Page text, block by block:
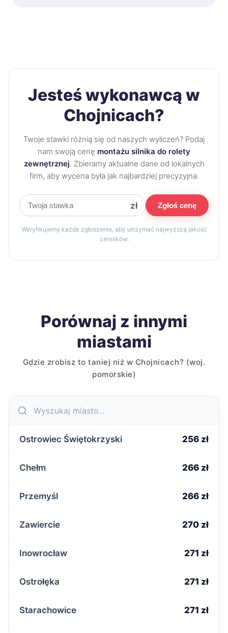
Jesteś wykonawcą w
Chojnicach?
Twoje stawki różnią się od naszych wyliczeń? Podaj
nam swoją cenę montażu silnika do rolety
zewnętrznej. Zbieramy aktualne dane od lokalnych
firm, aby wycena była jak najbardziej precyzyjna.
zł Zgłoś cenę
Weryfikujemy każde zgłoszenie, aby utrzymać najwyższą jakość
cenników.
Porównaj z innymi
miastami
Gdzie zrobisz to taniej niż w Chojnicach? (woj.
pomorskie)
Ostrowiec Świętokrzyski 256 zł
Chełm 266 zł
Przemyśl 266 zł
Zawiercie 270 zł
Inowrocław 271 zł
Ostrołęka 271 zł
Starachowice 271 zł